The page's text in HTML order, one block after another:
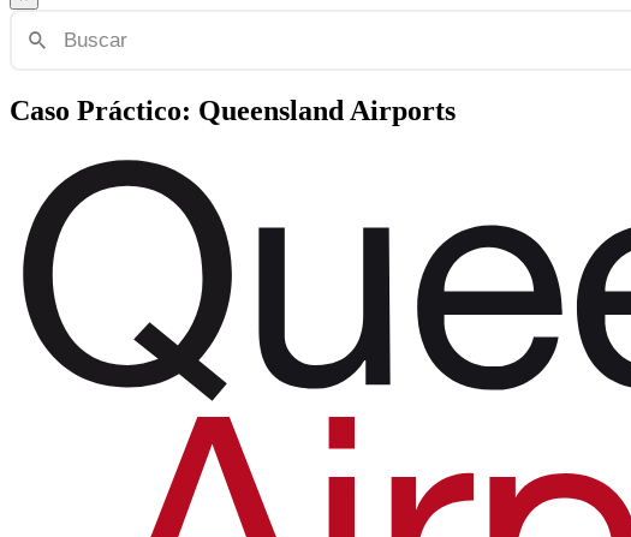
Caso Práctico: Queensland Airports